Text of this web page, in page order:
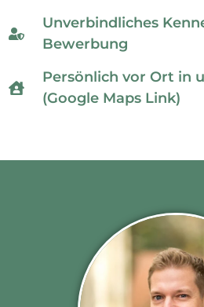
Unverbindliches
Bewerbung
Persönlich vor Ort in
(Google Maps Link)